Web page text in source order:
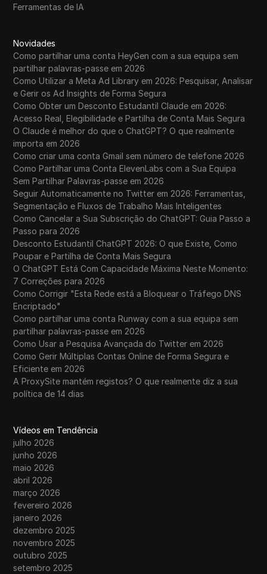
Ferramentas de IA
Novidades
Como partilhar uma conta HeyGen com a sua equipa sem
partilhar palavras-passe em 2026
Como Utilizar a Meta Ad Library em 2026: Pesquisar, Analisar
e Gerir os Ad Insights de Forma Segura
Como Obter um Desconto Estudantil Claude em 2026:
Acesso Real, Elegibilidade e Partilha de Conta Mais Segura
O Claude é melhor do que o ChatGPT? O que realmente
importa em 2026
Como criar uma conta Gmail sem número de telefone 2026
Como Partilhar uma Conta ElevenLabs com a Sua Equipa
Sem Partilhar Palavras-passe em 2026
Seguir Automaticamente no Twitter em 2026: Ferramentas,
Segmentação e Fluxos de Trabalho Mais Inteligentes
Como Cancelar a Sua Subscrição do ChatGPT: Guia Passo a
Passo para 2026
Desconto Estudantil ChatGPT 2026: O que Existe, Como
Poupar e Partilha de Conta Mais Segura
O ChatGPT Está Com Capacidade Máxima Neste Momento:
7 Correções para 2026
Como Corrigir "Esta Rede está a Bloquear o Tráfego DNS
Encriptado"
Como partilhar uma conta Runway com a sua equipa sem
partilhar palavras-passe em 2026
Como Usar a Pesquisa Avançada do Twitter em 2026
Como Gerir Múltiplas Contas Online de Forma Segura e
Eficiente em 2026
A ProxySite mantém registos? O que realmente diz a sua
política de 14 dias
Vídeos em Tendência
julho 2026
junho 2026
maio 2026
abril 2026
março 2026
fevereiro 2026
janeiro 2026
dezembro 2025
novembro 2025
outubro 2025
setembro 2025